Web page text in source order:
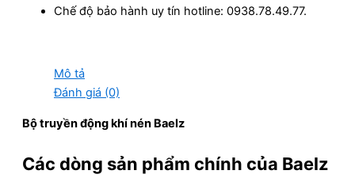
Chế độ bảo hành uy tín hotline: 0938.78.49.77.
Mô tả
Đánh giá (0)
Bộ truyền động khí nén Baelz
Các dòng sản phẩm chính của Baelz